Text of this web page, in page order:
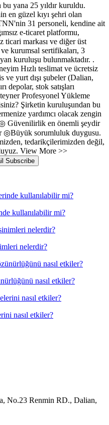
yana 25 yıldır kuruldu.
en güzel kıyı şehri olan
31 personeli, kendine ait
e-ticaret platformu,
ticari markası ve diğer üst
kurumsal sertifikaları, 3
kuruluşu bulunmaktadır. .
Hızlı teslimat ve ücretsiz
ve yurt dışı şubeler (Dalian,
depolar, stok satışları
Profesyonel Yükleme
Şirketin kuruluşundan bu
yardımcı olacak zengin
Güvenilirlik en önemli şeydir
◎Büyük sorumluluk duygusu.
tedarikçilerimizden değil,
View More >>
Subscribe
kullanılabilir mi?
nelerdir?
nasıl etkiler?
nasıl etkiler?
No.23 Renmin RD., Dalian,